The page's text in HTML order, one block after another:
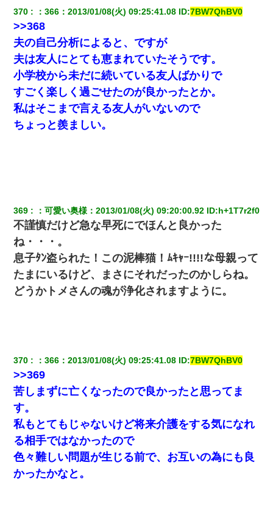
小学生の妹が20代の弟とチューしてるのに、見て見ぬふり
の親を見てから実家を出た。それから15年、妹が弟の子を
妊娠したらしくもう堕胎できない月なんだと母から連絡が
きた…｜生活｜ワロタあんてな
書店「息子さんが万引きしました」私「はっ？(息子目の前
にいるし…)うちの子ではないので迎えに行きません」→息
子を名乗ってた人物の正体が判明するも・・・
日曜日、会社の窓を見ると同僚の姿。俺（あれ？ディズニ
ーシーじゃ？）→俺電話「今何してんの？」同僚「シーで
並んでること！」俺「会社にいない？」→次の瞬間、すご
370 ：366 ：2013/01/08(火) 09:25:41.08 ID:7BW7QhBV0
>>368
夫の自己分析によると、ですが
夫は友人にとても恵まれていたそうです。
小学校から未だに続いている友人ばかりで
すごく楽しく過ごせたのが良かったとか。
私はそこまで言える友人がいないので
ちょっと羨ましい。
369 ：可愛い奥様 ：2013/01/08(火) 09:20:00.92 ID:h+1T7r2f0
不謹慎だけど急な早死にでほんと良かった
ね・・・。
息子ﾀﾝ盗られた！この泥棒猫！ﾑｷｬｰ!!!!な母親って
たまにいるけど、まさにそれだったのかしらね。
どうかトメさんの魂が浄化されますように。
370 ：366 ：2013/01/08(火) 09:25:41.08 ID:7BW7QhBV0
>>369
苦しまずに亡くなったので良かったと思ってま
す。
私もとてもじゃないけど将来介護をする気になれ
る相手ではなかったので
色々難しい問題が生じる前で、お互いの為にも良
かったかなと。